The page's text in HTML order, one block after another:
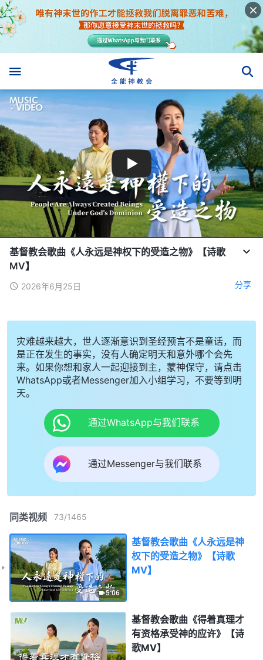
基督教会歌曲《人永远是神权下的受造之物》【诗歌
MV】
2026年6月25日 分享
灾难越来越大，世人逐渐意识到圣经预言不是童话，而
是正在发生的事实，没有人确定明天和意外哪个会先
来。如果你想和家人一起迎接到主，蒙神保守，请点击
WhatsApp或者Messenger加入小组学习，不要等到明
天。
通过WhatsApp与我们联系
通过Messenger与我们联系
同类视频 73/1465
5:06
基督教会歌曲《人永远是神
权下的受造之物》【诗歌
MV】
基督教会歌曲《得着真理才
有资格承受神的应许》【诗
歌MV】